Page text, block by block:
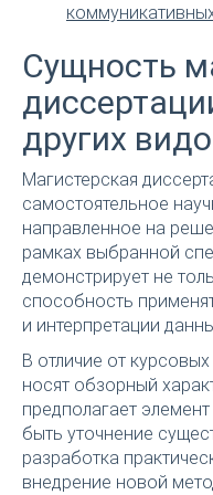
Сущность
других
Магистерская
самостоятельное
направленное на
рамках выбранной
демонстрирует не
способность
и интерпретации
В отличие от
носят обзорный
предполагает
быть уточнение
разработка
внедрение новой